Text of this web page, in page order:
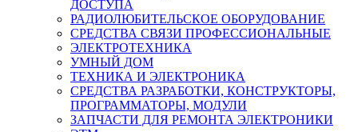
ДОСТУПА
РАДИОЛЮБИТЕЛЬСКОЕ ОБОРУДОВАНИЕ
СРЕДСТВА СВЯЗИ ПРОФЕССИОНАЛЬНЫЕ
ЭЛЕКТРОТЕХНИКА
УМНЫЙ ДОМ
ТЕХНИКА И ЭЛЕКТРОНИКА
СРЕДСТВА РАЗРАБОТКИ, КОНСТРУКТОРЫ,
ПРОГРАММАТОРЫ, МОДУЛИ
ЗАПЧАСТИ ДЛЯ РЕМОНТА ЭЛЕКТРОНИКИ